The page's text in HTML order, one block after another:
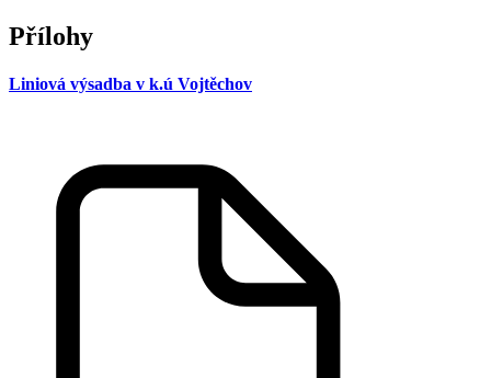
Přílohy
Liniová výsadba v k.ú Vojtěchov